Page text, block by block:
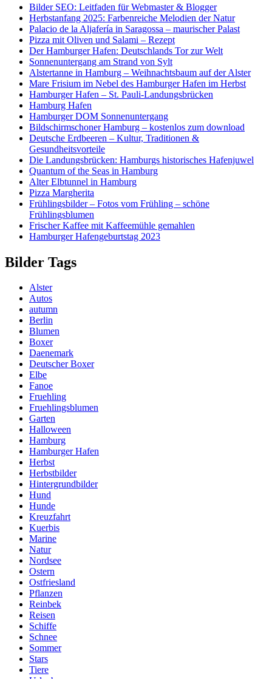
Bilder SEO: Leitfaden für Webmaster & Blogger
Herbstanfang 2025: Farbenreiche Melodien der Natur
Palacio de la Aljafería in Saragossa – maurischer Palast
Pizza mit Oliven und Salami – Rezept
Der Hamburger Hafen: Deutschlands Tor zur Welt
Sonnenuntergang am Strand von Sylt
Alstertanne in Hamburg – Weihnachtsbaum auf der Alster
Mare Frisium im Nebel des Hamburger Hafen im Herbst
Hamburger Hafen – St. Pauli-Landungsbrücken
Hamburg Hafen
Hamburger DOM Sonnenuntergang
Bildschirmschoner Hamburg – kostenlos zum download
Deutsche Erdbeeren – Kultur, Traditionen &
Gesundheitsvorteile
Die Landungsbrücken: Hamburgs historisches Hafenjuwel
Quantum of the Seas in Hamburg
Alter Elbtunnel in Hamburg
Pizza Margherita
Frühlingsbilder – Fotos vom Frühling – schöne
Frühlingsblumen
Frischer Kaffee mit Kaffeemühle gemahlen
Hamburger Hafengeburtstag 2023
Bilder Tags
Alster
Autos
autumn
Berlin
Blumen
Boxer
Daenemark
Deutscher Boxer
Elbe
Fanoe
Fruehling
Fruehlingsblumen
Garten
Halloween
Hamburg
Hamburger Hafen
Herbst
Herbstbilder
Hintergrundbilder
Hund
Hunde
Kreuzfahrt
Kuerbis
Marine
Natur
Nordsee
Ostern
Ostfriesland
Pflanzen
Reinbek
Reisen
Schiffe
Schnee
Sommer
Stars
Tiere